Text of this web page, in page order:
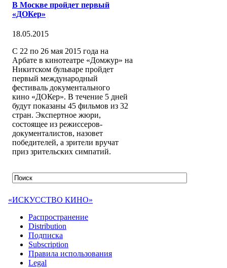
В Москве пройдет первый
«ДОКер»
18.05.2015
С 22 по 26 мая 2015 года на
Арбате в кинотеатре «Домжур» на
Никитском бульваре пройдет
первый международный
фестиваль документального
кино «ДОКер». В течение 5 дней
будут показаны 45 фильмов из 32
стран. Экспертное жюри,
состоящее из режиссеров-
документалистов, назовет
победителей, а зрители вручат
приз зрительских симпатий.
«ИСКУССТВО КИНО»
Распространение
Distribution
Подписка
Subscription
Правила использования
Legal